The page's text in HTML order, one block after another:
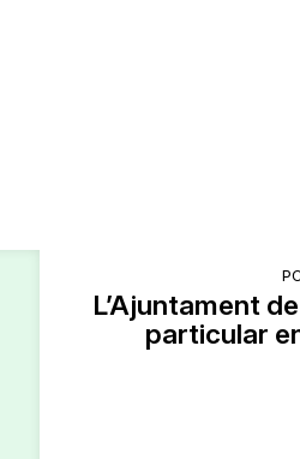
L’Ajuntament
particular